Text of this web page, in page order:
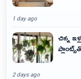
1 day ago
చిన్న
2 days ago